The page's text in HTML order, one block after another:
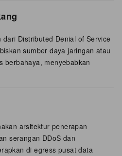
dari Distributed Denial of Service
sumber daya jaringan atau
berbahaya, menyebabkan
arsitektur penerapan
serangan DDoS dan
di egress pusat data